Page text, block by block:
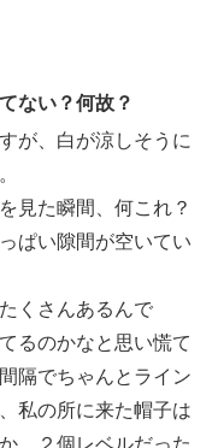
ない？何故？
が、白が涼しそうに
見た瞬間、何これ？
ぱい隙間が空いてい
くさんあるんで
るのかなと思い慌て
隔でちゃんとライン
私の所に来た帽子は
、２個レベルだった